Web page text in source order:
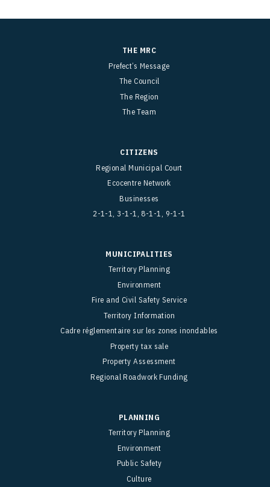
THE MRC
Prefect’s Message
The Council
The Region
The Team
CITIZENS
Regional Municipal Court
Ecocentre Network
Businesses
2-1-1, 3-1-1, 8-1-1, 9-1-1
MUNICIPALITIES
Territory Planning
Environment
Fire and Civil Safety Service
Territory Information
Cadre réglementaire sur les zones inondables
Property tax sale
Property Assessment
Regional Roadwork Funding
PLANNING
Territory Planning
Environment
Public Safety
Culture